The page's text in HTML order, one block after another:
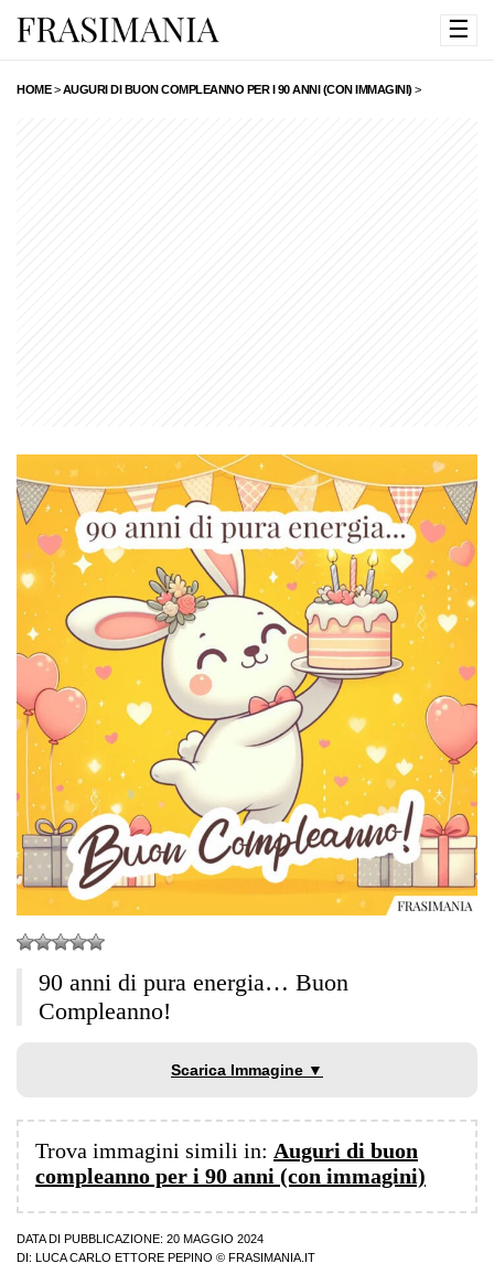
☰
HOME>AUGURI DI BUON COMPLEANNO PER I 90 ANNI (CON IMMAGINI) >
90 anni di pura energia… Buon
Compleanno!
Scarica Immagine ▼
Trova immagini simili in: Auguri di buon
compleanno per i 90 anni (con immagini)
DATA DI PUBBLICAZIONE: 20 MAGGIO 2024
DI:
LUCA CARLO ETTORE PEPINO © FRASIMANIA.IT